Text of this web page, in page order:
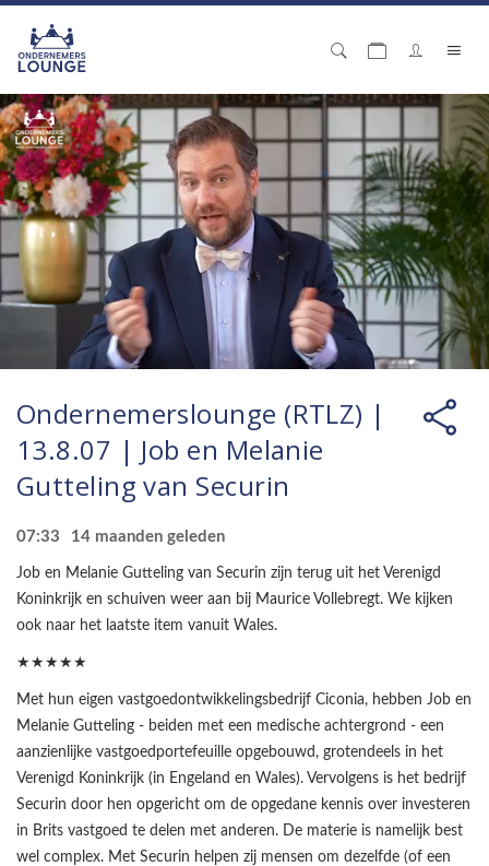
Ondernemerslounge (RTLZ) |
13.8.07 | Job en Melanie
Gutteling van Securin
07:33 14 maanden geleden
Job en Melanie Gutteling van Securin zijn terug uit het Verenigd
Koninkrijk en schuiven weer aan bij Maurice Vollebregt. We kijken
ook naar het laatste item vanuit Wales.
★★★★★
Met hun eigen vastgoedontwikkelingsbedrijf Ciconia, hebben Job en
Melanie Gutteling - beiden met een medische achtergrond - een
aanzienlijke vastgoedportefeuille opgebouwd, grotendeels in het
Verenigd Koninkrijk (in Engeland en Wales). Vervolgens is het bedrijf
Securin door hen opgericht om de opgedane kennis over investeren
in Brits vastgoed te delen met anderen. De materie is namelijk best
wel complex. Met Securin helpen zij mensen om dezelfde (of een